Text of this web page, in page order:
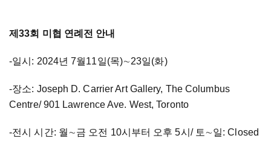
제33회 미협 연례전 안내
-일시: 2024년 7월11일(목)∼23일(화)
-장소: Joseph D. Carrier Art Gallery, The Columbus
Centre/ 901 Lawrence Ave. West, Toronto
-전시 시간: 월∼금 오전 10시부터 오후 5시/ 토∼일: Closed